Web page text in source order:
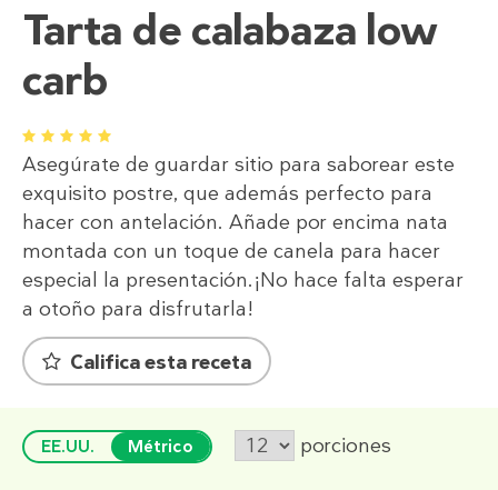
Tarta de calabaza low
carb
1 2 3 4 5
Asegúrate de guardar sitio para saborear este
exquisito postre, que además perfecto para
hacer con antelación. Añade por encima nata
montada con un toque de canela para hacer
especial la presentación.¡No hace falta esperar
a otoño para disfrutarla!
Califica esta receta
EE.UU. Métrico porciones